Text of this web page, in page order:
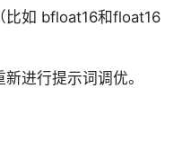
比如 bfloat16和float16
进行提示词调优。